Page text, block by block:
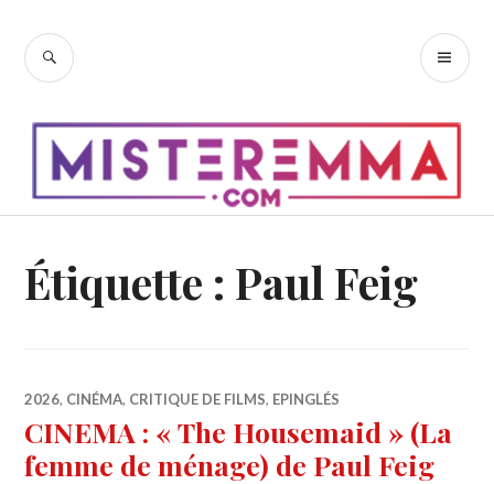
contenu
RECHERCHE
Étiquette : Paul Feig
2026, CINÉMA, CRITIQUE DE FILMS, EPINGLÉS
CINEMA : « The Housemaid » (La
femme de ménage) de Paul Feig